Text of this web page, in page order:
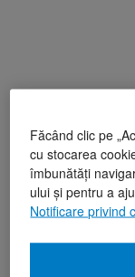
Făcând clic pe
cu stocarea
îmbunătăți
ului și pentru a
Notificare privind